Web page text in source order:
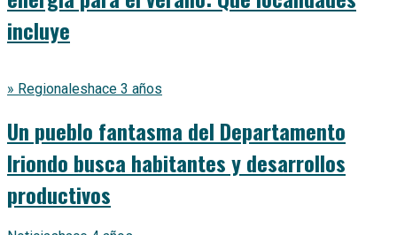
incluye
» Regionaleshace 3 años
Un pueblo fantasma del Departamento
Iriondo busca habitantes y desarrollos
productivos